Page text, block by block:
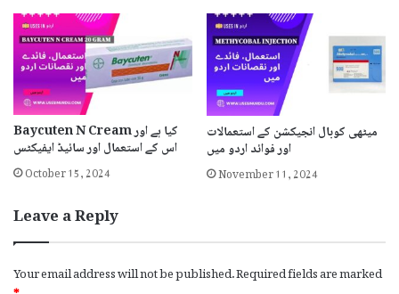
Baycuten N Cream کیا ہے اور
اس کے استعمال اور سائیڈ ایفیکٹس
October 15, 2024
میٹھی کوبال انجیکشن کے استعمالات
اور فوائد اردو میں
November 11, 2024
Leave a Reply
Your email address will not be published.Required fields are marked